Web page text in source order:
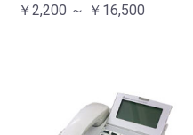
￥2,200 ～ ￥16,500